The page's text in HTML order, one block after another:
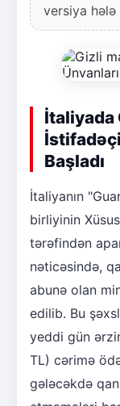
versiya hələ
İtaliyada
Başladı
İtaliyanın
birliyinin
tərəfindən
nəticəsində,
abunə olan
edilib. Bu
yeddi gün
TL) cərimə
gələcəkdə